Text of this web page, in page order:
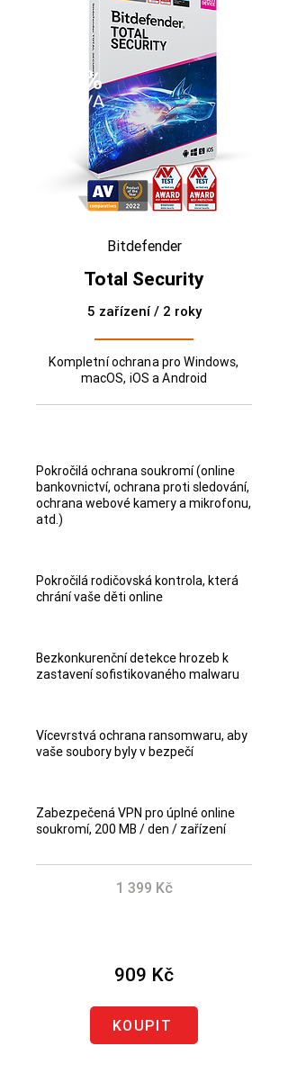
SLEVA
35%
Bitdefender
Total Security
5 zařízení / 2 roky
Kompletní ochrana pro Windows,
macOS, iOS a Android
Pokročilá ochrana soukromí (online
bankovnictví, ochrana proti sledování,
ochrana webové kamery a mikrofonu,
atd.)
Pokročilá rodičovská kontrola, která
chrání vaše děti online
Bezkonkurenční detekce hrozeb k
zastavení sofistikovaného malwaru
Vícevrstvá ochrana ransomwaru, aby
vaše soubory byly v bezpečí
Zabezpečená VPN pro úplné online
soukromí, 200 MB / den / zařízení
1 399 Kč
909 Kč
KOUPIT